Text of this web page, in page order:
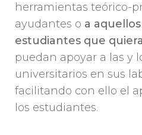
herramientas teórico-
ayudantes o a
estudiantes que
puedan apoyar a las y
universitarios en sus
facilitando con ello el
los estudiantes.